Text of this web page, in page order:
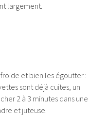
largement.
et bien les égoutter :
sont déjà cuites, un
2 à 3 minutes dans une
et juteuse.